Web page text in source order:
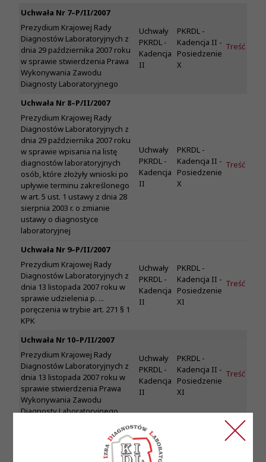
Uchwała Nr 7–P/II/2007
Prezydium Krajowej Rady
Diagnostów Laboratoryjnych z
dnia 29 października 2007 roku
w sprawie stwierdzenia Prawa
Wykonywania Zawodu
Diagnosty Laboratoryjnego
Uchwały
PKRDL -
Kadencja
II
PKRDL -
Kadencja II -
Posiedzenie
X
Treść
Uchwała Nr 8–P/II/2007
Prezydium Krajowej Rady
Diagnostów Laboratoryjnych z
dnia 29 października 2007 roku
w sprawie wpisania na listę
diagnostów laboratoryjnych
osób, które złożyły wnioski po
upływie terminu zakreślonego
w art. 5 ust. 1 ustawy z dnia 28
sierpnia 2003 r. o zmianie
ustawy o diagnostyce
laboratoryjnej
Uchwały
PKRDL -
Kadencja
II
PKRDL -
Kadencja II -
Posiedzenie
X
Treść
Uchwała Nr 9–P/II/2007
Prezydium Krajowej Rady
Diagnostów Laboratoryjnych z
dnia 13 listopada 2007 roku w
sprawie udzielenia p. ...
poręczenia w trybie art. 271 § 1
KPK
Uchwały
PKRDL -
Kadencja
II
PKRDL -
Kadencja II -
Posiedzenie
XI
Treść
Uchwała Nr 10–P/II/2007
Prezydium Krajowej Rady
Diagnostów Laboratoryjnych z
dnia 13 listopada 2007 roku w
sprawie stwierdzenia Prawa
Wykonywania Zawodu
Diagnosty Laboratoryjnego
Uchwały
PKRDL -
Kadencja
II
PKRDL -
Kadencja II -
Posiedzenie
XI
Treść
Prezydium Krajowej Rady
Diagnostów Laboratoryjnych z
Uchwały